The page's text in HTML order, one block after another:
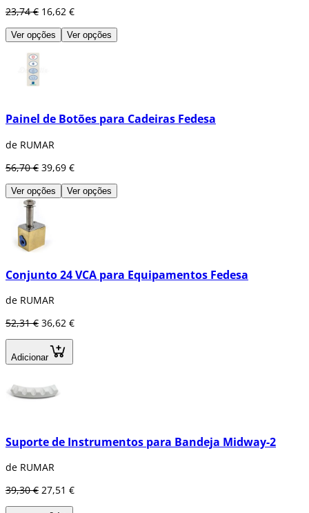
23,74 € 16,62 €
Ver opções Ver opções
Painel de Botões para Cadeiras Fedesa
de RUMAR
56,70 € 39,69 €
Ver opções Ver opções
Conjunto 24 VCA para Equipamentos Fedesa
de RUMAR
52,31 € 36,62 €
Adicionar
Suporte de Instrumentos para Bandeja Midway-2
de RUMAR
39,30 € 27,51 €